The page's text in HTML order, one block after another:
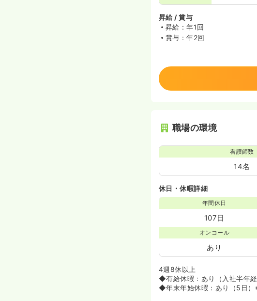
昇給 / 賞与
昇給：年1回
賞与：年2回
職場の環境
看護師数
14名
休日・休暇詳細
年間休日
107日
オンコール
あり
4週8休以上
◆有給休暇：あり（入社半年経
◆年末年始休暇：あり（5日）